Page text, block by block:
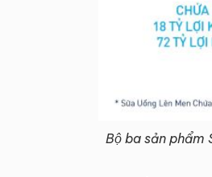
Bộ ba sản phẩm